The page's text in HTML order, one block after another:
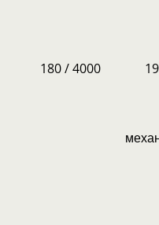
180 / 4000